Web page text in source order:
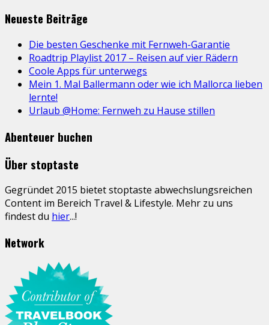
Neueste Beiträge
Die besten Geschenke mit Fernweh-Garantie
Roadtrip Playlist 2017 – Reisen auf vier Rädern
Coole Apps für unterwegs
Mein 1. Mal Ballermann oder wie ich Mallorca lieben
lernte!
Urlaub @Home: Fernweh zu Hause stillen
Abenteuer buchen
Über stoptaste
Gegründet 2015 bietet stoptaste abwechslungsreichen
Content im Bereich Travel & Lifestyle. Mehr zu uns
findest du hier...!
Network